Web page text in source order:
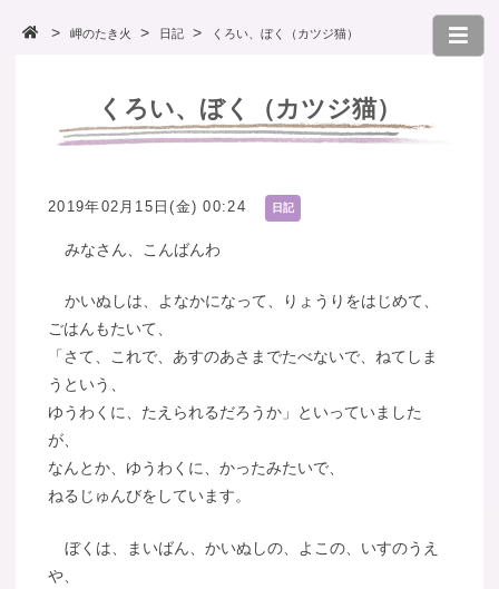
岬のたき火 日記 くろい、ぼく（カツジ猫）
くろい、ぼく（カツジ猫）
2019年02月15日(金) 00:24 日記
みなさん、こんばんわ
かいぬしは、よなかになって、りょうりをはじめて、
ごはんもたいて、
「さて、これで、あすのあさまでたべないで、ねてしま
うという、
ゆうわくに、たえられるだろうか」といっていました
が、
なんとか、ゆうわくに、かったみたいで、
ねるじゅんびをしています。
ぼくは、まいばん、かいぬしの、よこの、いすのうえ
や、